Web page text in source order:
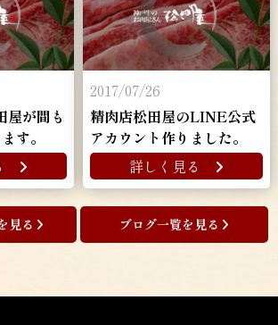
屋が間も
す。
2017/07/26
精肉店松田屋のLINE公式
アカウント作りました。
詳しく見る
見る ブログ一覧を見る